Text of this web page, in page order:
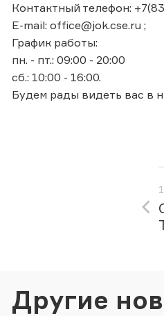
Контактный телефон:
E-mail: office@jok.cse.ru ;
График работы:
пн. - пт.: 09:00 - 20:00
сб.: 10:00 - 16:00.
Будем рады видеть вас в
Другие